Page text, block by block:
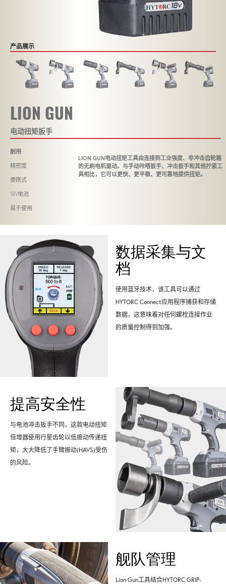
产品展示
LION GUN
电动扭矩扳手
耐用
LION GUN电动扭矩工具由连接到工业强度、非冲击齿轮箱
的无刷电机驱动。与手动咔嗒扳手、冲击扳手和其他拧紧工
具相比，它可以更快、更平稳、更可靠地提供扭矩。
精密度
便携式
18V电池
易于使用
数据采集与文
档
使用蓝牙技术，该工具可以通过
HYTORC Connect应用程序捕获和存储
数据，这意味着对任何螺栓连接作业
的质量控制得到加强。
提高安全性
与电池冲击扳手不同，这款电动扭矩
倍增器使用行星齿轮以低振动传递扭
矩，大大降低了手臂振动(HAVS)受伤
的风险。
舰队管理
Lion Gun工具结合HYTORC GRIP-